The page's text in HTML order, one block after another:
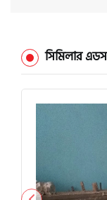
সিমিলার এডস